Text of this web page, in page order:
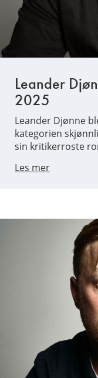
Leander
2025
Leander Djønne
kategorien
sin kritikerroste
Les mer